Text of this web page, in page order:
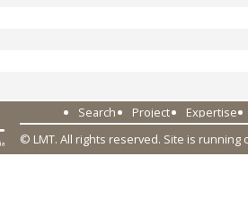
Search Project Expertise
© LMT. All rights reserved. Site is running